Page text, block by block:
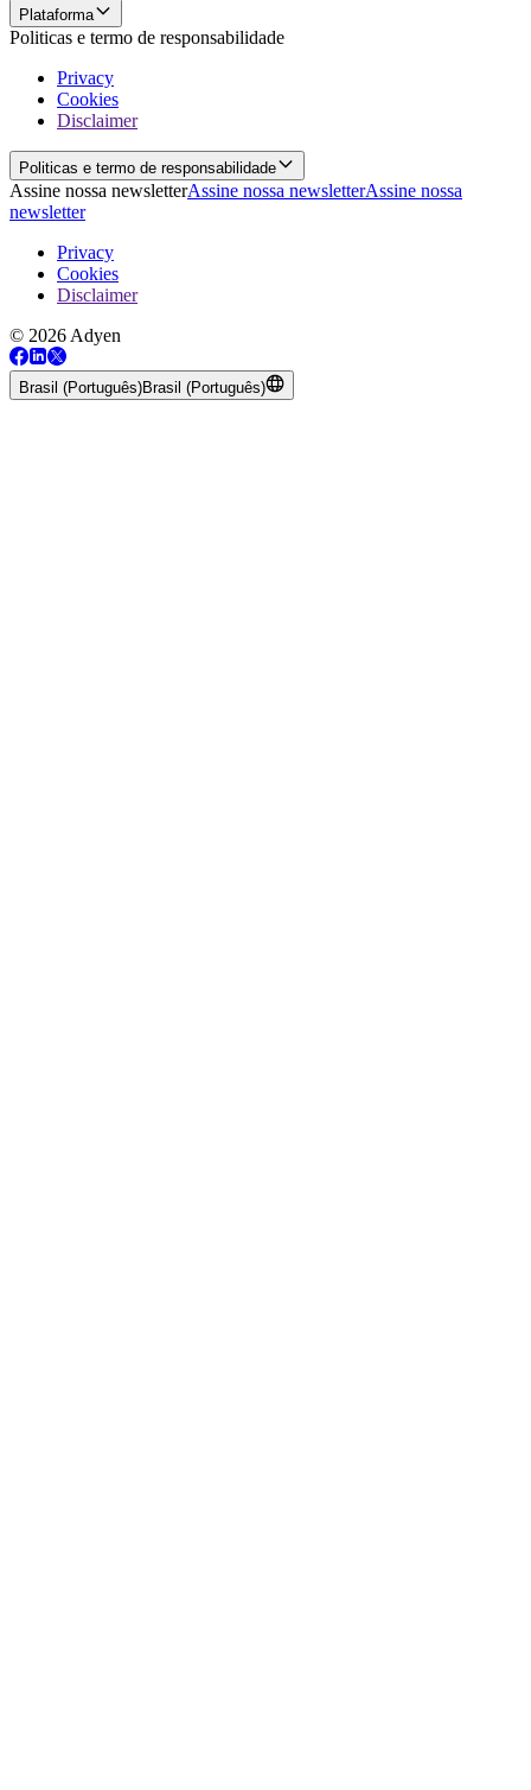
Plataforma
Politicas e termo de responsabilidade
Privacy
Cookies
Disclaimer
Politicas e termo de responsabilidade
Assine nossa newsletterAssine nossa newsletterAssine nossa
newsletter
Privacy
Cookies
Disclaimer
© 2026 Adyen
Brasil (Português)Brasil (Português)